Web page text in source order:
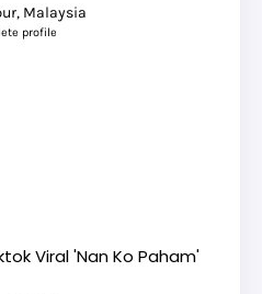
Malaysia
profile
Viral 'Nan Ko Paham'